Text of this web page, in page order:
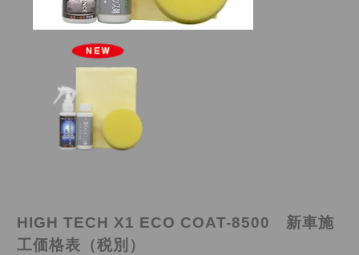
HIGH TECH X1 ECO COAT-8500 新車施
工価格表（税別）